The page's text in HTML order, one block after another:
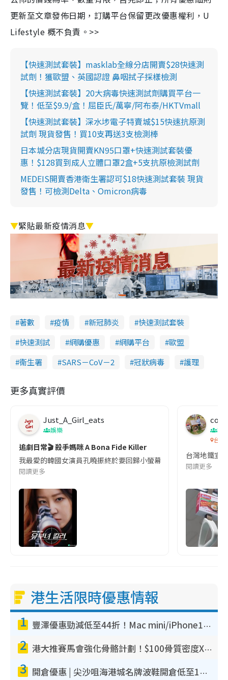
更新至文章發佈日期，訂購平台保留更改優惠權利，U
Lifestyle 概不負責。>>
【快速測試套裝】masklab全線分店開賣$28快速測
試劑！獲歐盟、英國認證 鼻咽拭子採樣檢測
【快速測試套裝】20大病毒快速測試劑購買平台一
覽！低至$9.9/盒！屈臣氏/萬寧/阿布泰/HKTVmall
【快速測試套裝】深水埗電子特賣城$15快速抗原測
試劑 現貨發售！買10支再送3支檢測棒
日本城分店現貨開賣KN95口罩+快速測試套裝優
惠！$128買到成人立體口罩2盒+5支抗原檢測試劑
MEDEIS開賣香港衛生署認可$18快速測試套裝 現貨
發售！可檢測Delta、Omicron病毒
▼緊貼最新疫情消息▼
著數 疫情 新冠肺炎
快速測試套裝
快速測試
網購優惠 網購平台
歐盟
衞生署
SARS－CoV－2 冠狀病毒 護理
更多真實評價
Just_A_Girl_eats
娛樂
追劇日常🎬 殺手媽咪 A Bona Fide Killer
我最愛的韓國女演員孔曉振終於要回歸小螢幕啦!這次的劇本改編
閱讀更多
co
吹
台灣
台灣地鐵宣
閱讀更多
港生活限時優惠情報
1 豐澤優惠勁減低至44折！Mac mini/iPhone17Pro大減價！廚房家電$220起
2 港大推賽馬會強化骨骼計劃！$100骨質密度X光檢查 完成免費運動訓練送超市禮券！附參加資格
3 開倉優惠 | 尖沙咀海港城名牌波鞋開倉低至1折！On鞋$899起／Joy&Peace鞋履$98起